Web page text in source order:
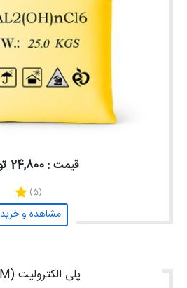
قیمت : 24,800 تومان
(5)
مشاهده و خرید
پلی الکترولیت (PAM)